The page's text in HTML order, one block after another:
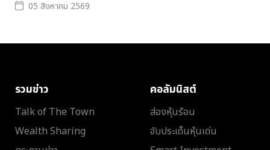
05 สิงหาคม 2569
รวมข่าว
Talk of The Town
Wealth Sharing
คอลัมนิสต์
ส่องหุ้นร้อน
จับประเด็นหุ้นเด่น